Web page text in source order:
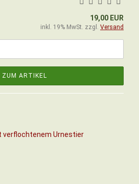
19,00 EUR
inkl. 19% MwSt. zzgl. Versand
ZUM ARTIKEL